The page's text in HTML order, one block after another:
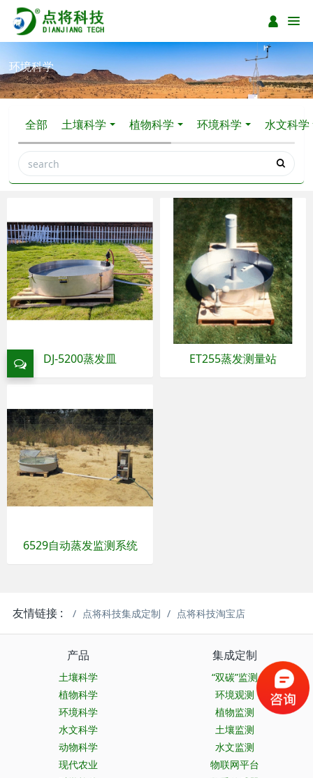
环境科学
全部 土壤科学 植物科学 环境科学 水文科学
DJ-5200蒸发皿 ET255蒸发测量站
6529自动蒸发监测系统
友情链接 : 点将科技集成定制 点将科技淘宝店
产品
土壤科学
植物科学
环境科学
水文科学
动物科学
现代农业
集成定制
“双碳”监测
环境观测
植物监测
土壤监测
水文监测
物联网平台